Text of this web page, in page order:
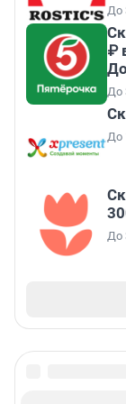
До
₽
До
До
До